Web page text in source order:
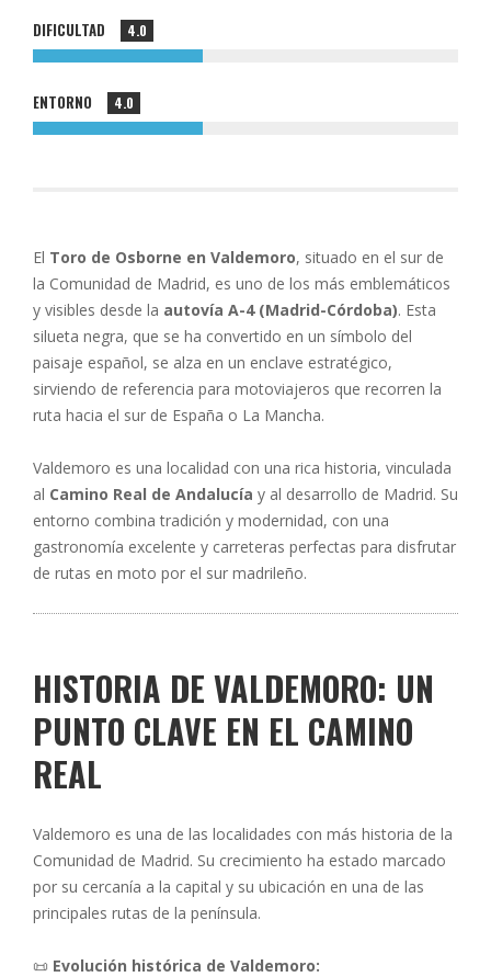
DIFICULTAD 4.0
ENTORNO 4.0
El Toro de Osborne en Valdemoro, situado en el sur de
la Comunidad de Madrid, es uno de los más emblemáticos
y visibles desde la autovía A-4 (Madrid-Córdoba). Esta
silueta negra, que se ha convertido en un símbolo del
paisaje español, se alza en un enclave estratégico,
sirviendo de referencia para motoviajeros que recorren la
ruta hacia el sur de España o La Mancha.
Valdemoro es una localidad con una rica historia, vinculada
al Camino Real de Andalucía y al desarrollo de Madrid. Su
entorno combina tradición y modernidad, con una
gastronomía excelente y carreteras perfectas para disfrutar
de rutas en moto por el sur madrileño.
HISTORIA DE VALDEMORO: UN
PUNTO CLAVE EN EL CAMINO
REAL
Valdemoro es una de las localidades con más historia de la
Comunidad de Madrid. Su crecimiento ha estado marcado
por su cercanía a la capital y su ubicación en una de las
principales rutas de la península.
📜 Evolución histórica de Valdemoro: